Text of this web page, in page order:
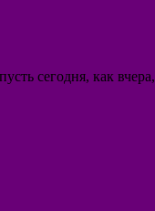
сегодня, как